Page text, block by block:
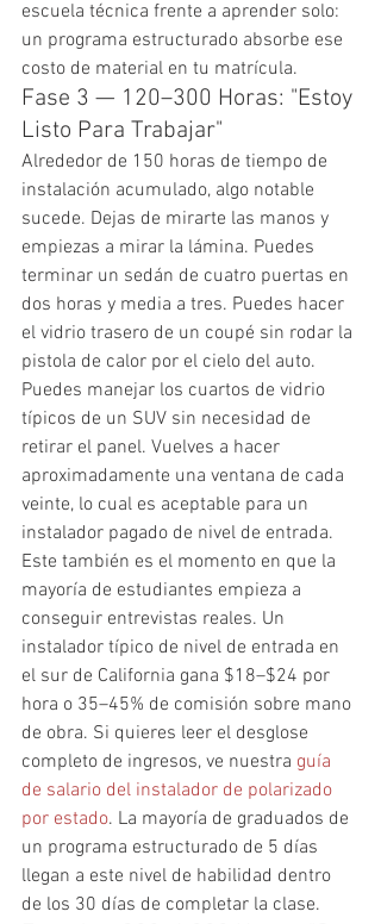
escuela técnica frente a aprender solo:
un programa estructurado absorbe ese
costo de material en tu matrícula.
Fase 3 — 120–300 Horas: "Estoy
Listo Para Trabajar"
Alrededor de 150 horas de tiempo de
instalación acumulado, algo notable
sucede. Dejas de mirarte las manos y
empiezas a mirar la lámina. Puedes
terminar un sedán de cuatro puertas en
dos horas y media a tres. Puedes hacer
el vidrio trasero de un coupé sin rodar la
pistola de calor por el cielo del auto.
Puedes manejar los cuartos de vidrio
típicos de un SUV sin necesidad de
retirar el panel. Vuelves a hacer
aproximadamente una ventana de cada
veinte, lo cual es aceptable para un
instalador pagado de nivel de entrada.
Este también es el momento en que la
mayoría de estudiantes empieza a
conseguir entrevistas reales. Un
instalador típico de nivel de entrada en
el sur de California gana $18–$24 por
hora o 35–45% de comisión sobre mano
de obra. Si quieres leer el desglose
completo de ingresos, ve nuestra guía
de salario del instalador de polarizado
por estado. La mayoría de graduados de
un programa estructurado de 5 días
llegan a este nivel de habilidad dentro
de los 30 días de completar la clase.